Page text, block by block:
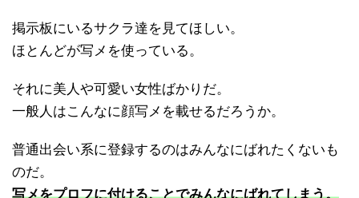
掲示板にいるサクラ達を見てほしい。
ほとんどが写メを使っている。
それに美人や可愛い女性ばかりだ。
一般人はこんなに顔写メを載せるだろうか。
普通出会い系に登録するのはみんなにばれたくないも
のだ。
写メをプロフに付けることでみんなにばれてしまう。